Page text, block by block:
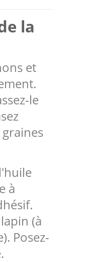
la
et
le
à
(à
Posez-